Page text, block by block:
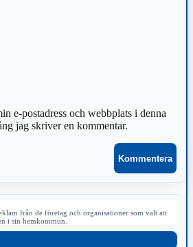
e-postadress och webbplats i denna
jag skriver en kommentar.
från de företag och organisationer som valt att
i sin hemkommun.